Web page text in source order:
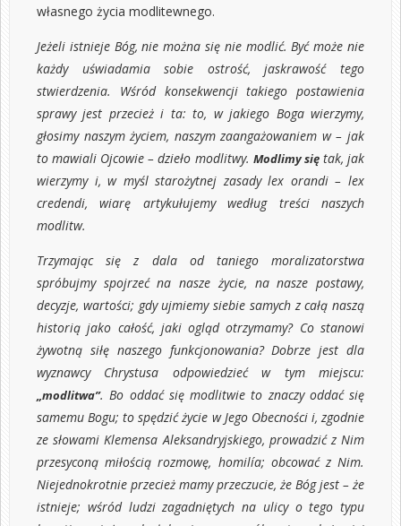
własnego życia modlitewnego.
Jeżeli istnieje Bóg, nie można się nie modlić. Być może nie
każdy uświadamia sobie ostrość, jaskrawość tego
stwierdzenia. Wśród konsekwencji takiego postawienia
sprawy jest przecież i ta: to, w jakiego Boga wierzymy,
głosimy naszym życiem, naszym zaangażowaniem w – jak
to mawiali Ojcowie – dzieło modlitwy. Modlimy siętak, jak
wierzymy i, w myśl starożytnej zasady lex orandi – lex
credendi, wiarę artykułujemy według treści naszych
modlitw.
Trzymając się z dala od taniego moralizatorstwa
spróbujmy spojrzeć na nasze życie, na nasze postawy,
decyzje, wartości; gdy ujmiemy siebie samych z całą naszą
historią jako całość, jaki ogląd otrzymamy? Co stanowi
żywotną siłę naszego funkcjonowania? Dobrze jest dla
wyznawcy Chrystusa odpowiedzieć w tym miejscu:
„modlitwa”. Bo oddać się modlitwie to znaczy oddać się
samemu Bogu; to spędzić życie w Jego Obecności i, zgodnie
ze słowami Klemensa Aleksandryjskiego, prowadzić z Nim
przesyconą miłością rozmowę, homilía; obcować z Nim.
Niejednokrotnie przecież mamy przeczucie, że Bóg jest – że
istnieje; wśród ludzi zagadniętych na ulicy o tego typu